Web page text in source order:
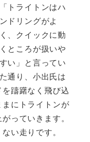
「トライトンはハ
ンドリングがよ
く、クイックに動
くところが扱いや
すい」と言ってい
た通り、小出氏は
躊躇なく飛び込
にトライトンが
っていきます。
い走りです。